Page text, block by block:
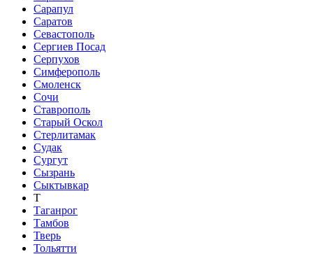
Сарапул
Саратов
Севастополь
Сергиев Посад
Серпухов
Симферополь
Смоленск
Сочи
Ставрополь
Старый Оскол
Стерлитамак
Судак
Сургут
Сызрань
Сыктывкар
Т
Таганрог
Тамбов
Тверь
Тольятти